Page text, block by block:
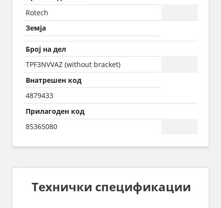
Rotech
Земја
Број на дел
TPF3NVVAZ (without bracket)
Внатрешен код
4879433
Прилагоден код
85365080
Технички спецификации